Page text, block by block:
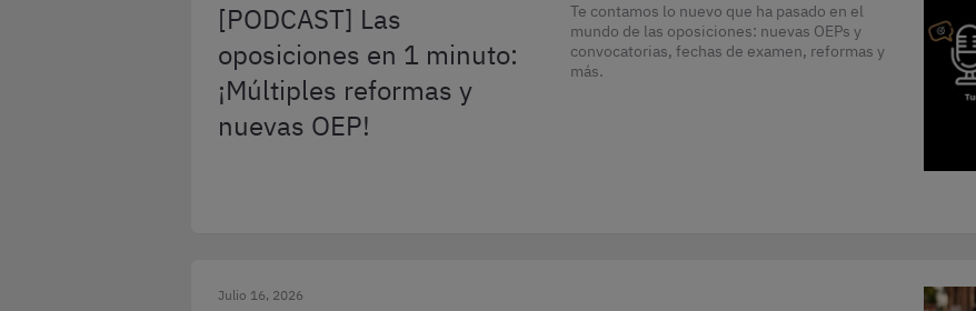
[PODCAST] Las
oposiciones en 1 minuto:
¡Múltiples reformas y
nuevas OEP!
Te contamos lo nuevo que ha pasado en el
mundo de las oposiciones: nuevas OEPs y
convocatorias, fechas de examen, reformas y
más.
Julio 16, 2026